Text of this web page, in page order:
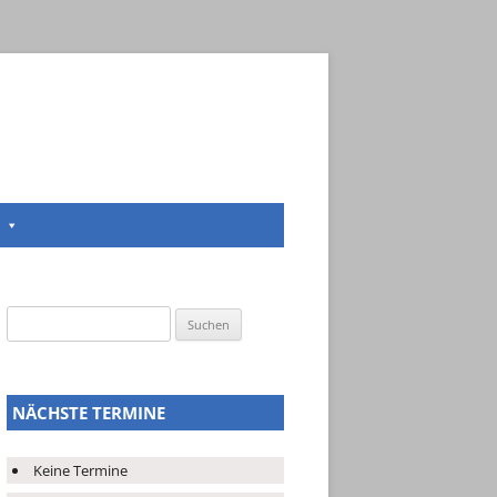
nach:
NÄCHSTE TERMINE
Keine Termine